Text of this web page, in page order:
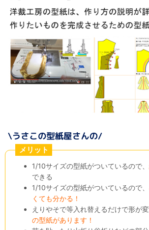
メリット
1/10サイズの型紙がついているので、
できる
1/10サイズの型紙がついているので、
くても分かる！
えりやそで等入れ替えるだけで形が
の型紙があります！